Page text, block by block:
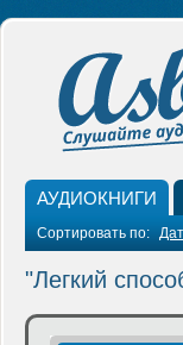
АУДИОКНИГИ
Сортировать по:
"Легкий